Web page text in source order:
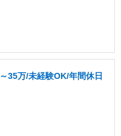
35万/未経験OK/年間休日